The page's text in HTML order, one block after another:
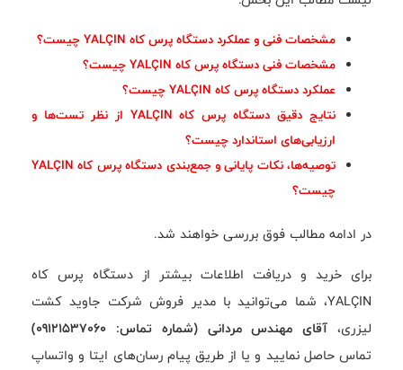
مشخصات فنی و عملکرد دستگاه پرس کاه YALÇIN چیست؟
مشخصات فنی دستگاه پرس کاه YALÇIN چیست؟
عملکرد دستگاه پرس کاه YALÇIN چیست؟
نتایج دقیق دستگاه پرس کاه YALÇIN از نظر تست‌ها و
ارزیابی‌های استاندارد چیست؟
توصیه‌ها، نکات پایانی و جمع‌بندی دستگاه پرس کاه YALÇIN
چیست؟
در ادامه مطالب فوق بررسی خواهند شد.
برای خرید و دریافت اطلاعات بیشتر از دستگاه پرس کاه
YALÇIN، شما می‌توانید با مدیر فروش شرکت جاوید کشت
لیزری، آقای مهندس مردانی (شماره تماس: 09121537060)
تماس حاصل نمایید و یا از طریق پیام رسان‌های ایتا و واتساپ